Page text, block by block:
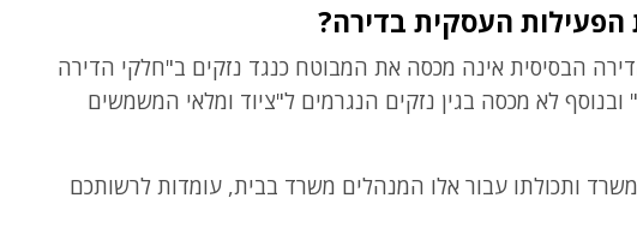
העסקית בדירה?
הבסיסית אינה מכסה את המבוטח כנגד נזקים ב"חלקי הדירה
לא מכסה בגין נזקים הנגרמים ל"ציוד ומלאי המשמשים
ותכולתו עבור אלו המנהלים משרד בבית, עומדות לרשותכם